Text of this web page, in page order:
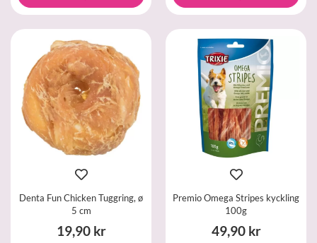
Denta Fun Chicken Tuggring, ø
5 cm
19,90 kr
Premio Omega Stripes kyckling
100g
49,90 kr